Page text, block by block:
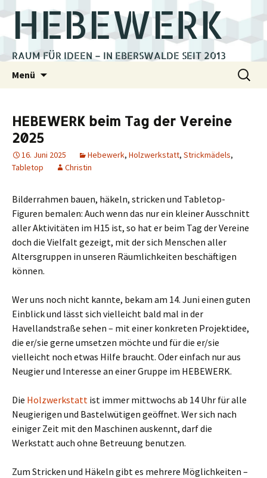
HEBEWERK
RAUM FÜR IDEEN – IN EBERSWALDE SEIT 2013
Menü
Suchen
nach:
HEBEWERK beim Tag der Vereine
2025
16. Juni 2025 Hebewerk, Holzwerkstatt, Strickmädels,
Tabletop
Christin
Bilderrahmen bauen, häkeln, stricken und Tabletop-
Figuren bemalen: Auch wenn das nur ein kleiner Ausschnitt
aller Aktivitäten im H15 ist, so hat er beim Tag der Vereine
doch die Vielfalt gezeigt, mit der sich Menschen aller
Altersgruppen in unseren Räumlichkeiten beschäftigen
können.
Wer uns noch nicht kannte, bekam am 14. Juni einen guten
Einblick und lässt sich vielleicht bald mal in der
Havellandstraße sehen – mit einer konkreten Projektidee,
die er/sie gerne umsetzen möchte und für die er/sie
vielleicht noch etwas Hilfe braucht. Oder einfach nur aus
Neugier und Interesse an einer Gruppe im HEBEWERK.
Die Holzwerkstatt ist immer mittwochs ab 14 Uhr für alle
Neugierigen und Bastelwütigen geöffnet. Wer sich nach
einiger Zeit mit den Maschinen auskennt, darf die
Werkstatt auch ohne Betreuung benutzen.
Zum Stricken und Häkeln gibt es mehrere Möglichkeiten –